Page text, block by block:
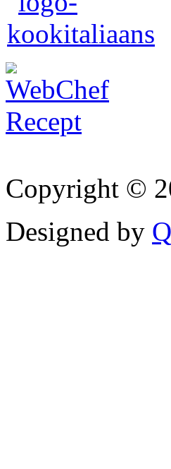
Copyright ©
Designed by